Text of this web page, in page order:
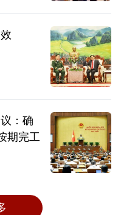
：确
期完工